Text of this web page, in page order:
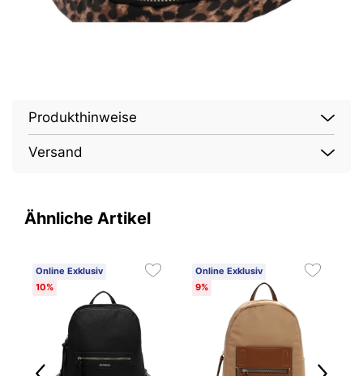
Produkthinweise
Versand
Ähnliche Artikel
Online Exklusiv
10%
Online Exklusiv
9%